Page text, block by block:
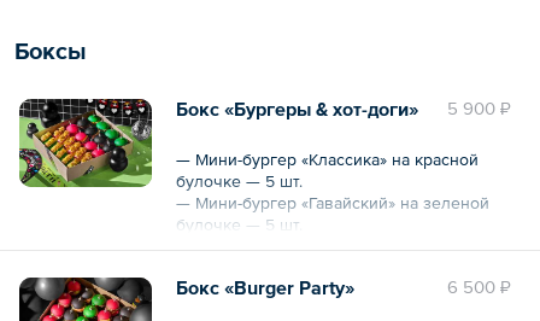
Боксы
5 900 ₽
Бокс «Бургеры & хот-доги»
— Мини-бургер «Классика» на красной
булочке — 5 шт.
— Мини-бургер «Гавайский» на зеленой
булочке — 5 шт.
— Мини-бургер «BBQ» на черной булочке
— Хот-дог с пастрами из индейки на6 500 ₽
Бокс «Burger Party»